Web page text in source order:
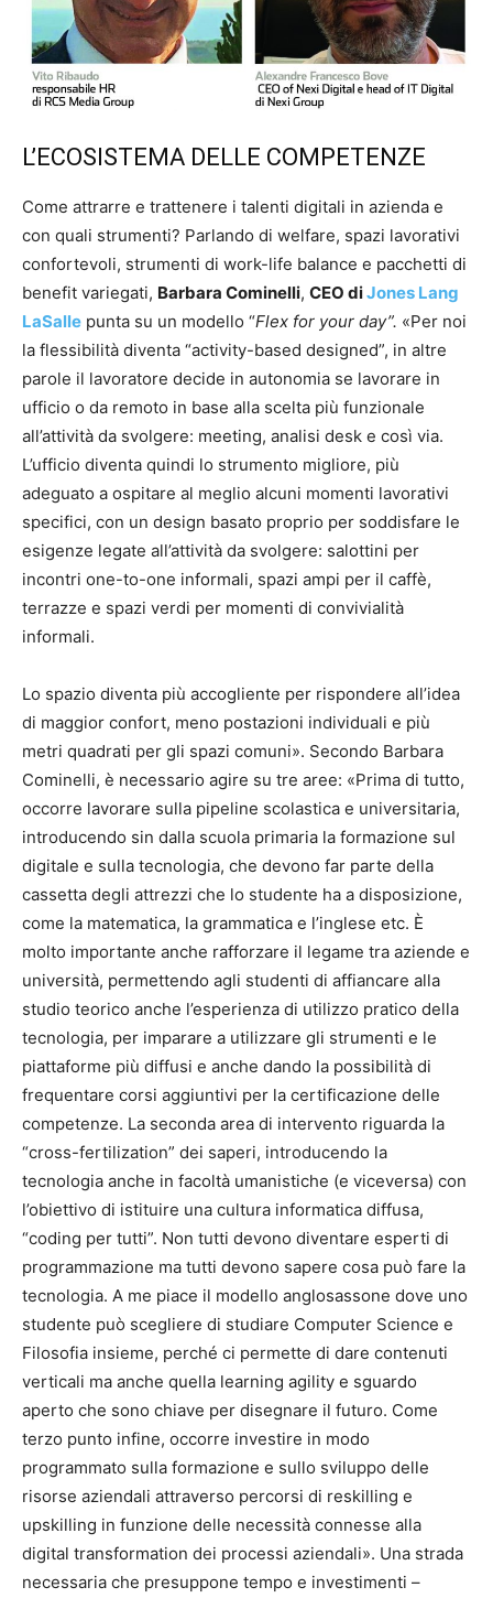
L’ECOSISTEMA DELLE COMPETENZE
Come attrarre e trattenere i talenti digitali in azienda e
con quali strumenti? Parlando di welfare, spazi lavorativi
confortevoli, strumenti di work-life balance e pacchetti di
benefit variegati, Barbara Cominelli, CEO diJones Lang
LaSalle punta su un modello “Flex for your day”. «Per noi
la flessibilità diventa “activity-based designed”, in altre
parole il lavoratore decide in autonomia se lavorare in
ufficio o da remoto in base alla scelta più funzionale
all’attività da svolgere: meeting, analisi desk e così via.
L’ufficio diventa quindi lo strumento migliore, più
adeguato a ospitare al meglio alcuni momenti lavorativi
specifici, con un design basato proprio per soddisfare le
esigenze legate all’attività da svolgere: salottini per
incontri one-to-one informali, spazi ampi per il caffè,
terrazze e spazi verdi per momenti di convivialità
informali.
Lo spazio diventa più accogliente per rispondere all’idea
di maggior confort, meno postazioni individuali e più
metri quadrati per gli spazi comuni». Secondo Barbara
Cominelli, è necessario agire su tre aree: «Prima di tutto,
occorre lavorare sulla pipeline scolastica e universitaria,
introducendo sin dalla scuola primaria la formazione sul
digitale e sulla tecnologia, che devono far parte della
cassetta degli attrezzi che lo studente ha a disposizione,
come la matematica, la grammatica e l’inglese etc. È
molto importante anche rafforzare il legame tra aziende e
università, permettendo agli studenti di affiancare alla
studio teorico anche l’esperienza di utilizzo pratico della
tecnologia, per imparare a utilizzare gli strumenti e le
piattaforme più diffusi e anche dando la possibilità di
frequentare corsi aggiuntivi per la certificazione delle
competenze. La seconda area di intervento riguarda la
“cross-fertilization” dei saperi, introducendo la
tecnologia anche in facoltà umanistiche (e viceversa) con
l’obiettivo di istituire una cultura informatica diffusa,
“coding per tutti”. Non tutti devono diventare esperti di
programmazione ma tutti devono sapere cosa può fare la
tecnologia. A me piace il modello anglosassone dove uno
studente può scegliere di studiare Computer Science e
Filosofia insieme, perché ci permette di dare contenuti
verticali ma anche quella learning agility e sguardo
aperto che sono chiave per disegnare il futuro. Come
terzo punto infine, occorre investire in modo
programmato sulla formazione e sullo sviluppo delle
risorse aziendali attraverso percorsi di reskilling e
upskilling in funzione delle necessità connesse alla
digital transformation dei processi aziendali». Una strada
necessaria che presuppone tempo e investimenti –